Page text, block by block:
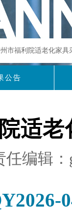
市福利院适老化家
公告
适
任编辑